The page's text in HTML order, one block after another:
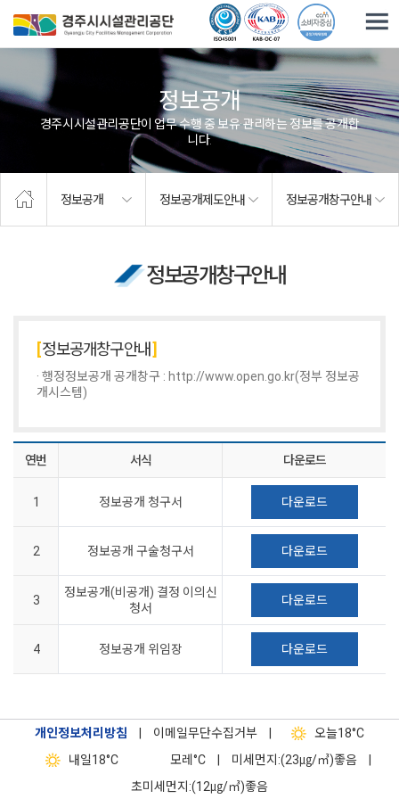
정보공개
경주시시설관리공단이 업무 수행 중 보유·관리하는 정보를 공개합
니다.
정보공개 정보공개제도안내 정보공개창구안내
정보공개창구안내
정보공개창구안내
· 행정정보공개 공개창구 : http://www.open.go.kr(정부 정보공
개시스템)
연번 서식 다운로드
1 정보공개 청구서 다운로드
2 정보공개 구술청구서 다운로드
3
정보공개(비공개) 결정 이의신
청서
다운로드
4 정보공개 위임장 다운로드
개인정보처리방침 이메일무단수집거부 오늘18°C
내일18°C 모레 °C 미세먼지:(23㎍/㎥)좋음
초미세먼지:(12㎍/㎥)좋음